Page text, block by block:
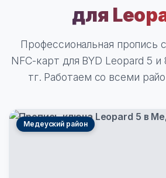
для
Профессиональная пропись
NFC-карт для BYD Leopard 5
тг. Работаем со всеми
Медеуский район